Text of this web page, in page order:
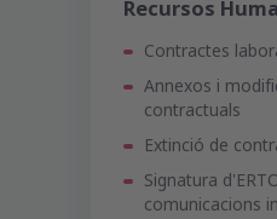
Recursos
Contractes
Annexos i
contractuals
Extinció de
Signatura
comunicacions